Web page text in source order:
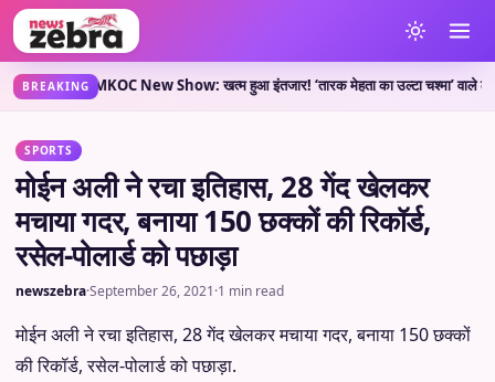
BREAKING
कहती है?•TMKOC New Show: खत्म हुआ इंतजार! ‘तारक मेहता का उल्टा चश्मा’ वाले
SPORTS
मोईन अली ने रचा इतिहास, 28 गेंद खेलकर
मचाया गदर, बनाया 150 छक्कों की रिकॉर्ड,
रसेल-पोलार्ड को पछाड़ा
newszebra·September 26, 2021·1 min read
मोईन अली ने रचा इतिहास, 28 गेंद खेलकर मचाया गदर, बनाया 150 छक्कों
की रिकॉर्ड, रसेल-पोलार्ड को पछाड़ा.